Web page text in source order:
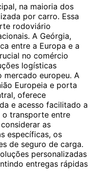
na maioria dos
por carro. Essa
rodoviário
A Geórgia,
entre a Europa e a
no comércio
logísticas
mercado europeu. A
Europeia e porta
oferece
e acesso facilitado a
o transporte entre
as
específicas, os
de seguro de carga.
personalizadas
entregas rápidas